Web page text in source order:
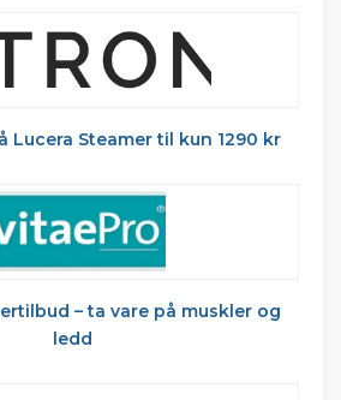
Lucera Steamer til kun 1290 kr
– ta vare på muskler og
ledd